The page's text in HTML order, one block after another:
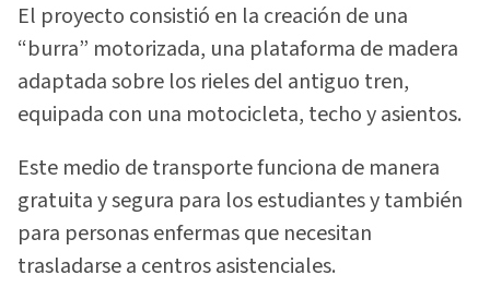
El proyecto consistió en la creación de una
“burra” motorizada, una plataforma de madera
adaptada sobre los rieles del antiguo tren,
equipada con una motocicleta, techo y asientos.
Este medio de transporte funciona de manera
gratuita y segura para los estudiantes y también
para personas enfermas que necesitan
trasladarse a centros asistenciales.